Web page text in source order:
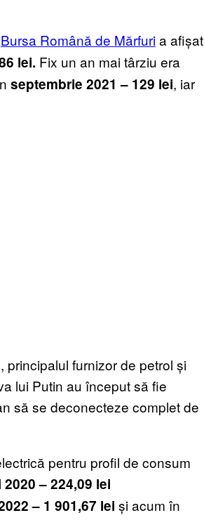
Bursa Română de Mărfuria afișat
lei. Fix un an mai târziu era
septembrie 2021 – 129 lei, iar
principalul furnizor de petrol și
lui Putin au început să fie
să se deconecteze complet de
pentru profil de consum
2020 – 224,09 lei
– 1 901,67 lei și acum în